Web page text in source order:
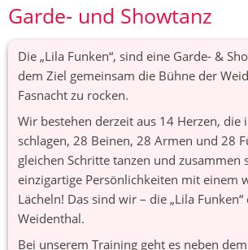
Garde- und Showtanz
Die „Lila Funken“, sind eine Garde- &
dem Ziel gemeinsam die Bühne der
Fasnacht zu rocken.
Wir bestehen derzeit aus 14 Herzen, die
schlagen, 28 Beinen, 28 Armen und 28
gleichen Schritte tanzen und zusammen
einzigartige Persönlichkeiten mit einem
Lächeln! Das sind wir – die „Lila
Weidenthal.
Bei unserem Training geht es neben